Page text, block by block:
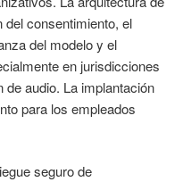
del consentimiento, el
del modelo y el
en jurisdicciones
audio. La implantación
para los empleados
seguro de